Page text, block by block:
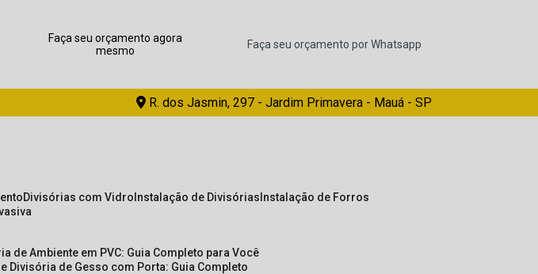
Faça seu orçamento agora
mesmo
Faça seu orçamento por Whatsapp
R. dos Jasmin, 297 - Jardim Primavera - Mauá - SP
Divisórias com Vidro Instalação de Divisórias Instalação de Forros
de Ambiente em PVC: Guia Completo para Você
Divisória de Gesso com Porta: Guia Completo